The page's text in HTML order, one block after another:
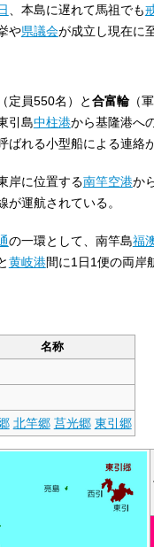
、本島に遅れて馬祖でも
や県議会が成立し現在に
定員550名）と合富輪（
引島中柱港から基隆港へ
ばれる小型船による連絡
岸に位置する南竿空港か
が運航されている。
の一環として、南竿島福
黄岐港間に1日1便の両岸
名称
北竿郷 莒光郷 東引郷